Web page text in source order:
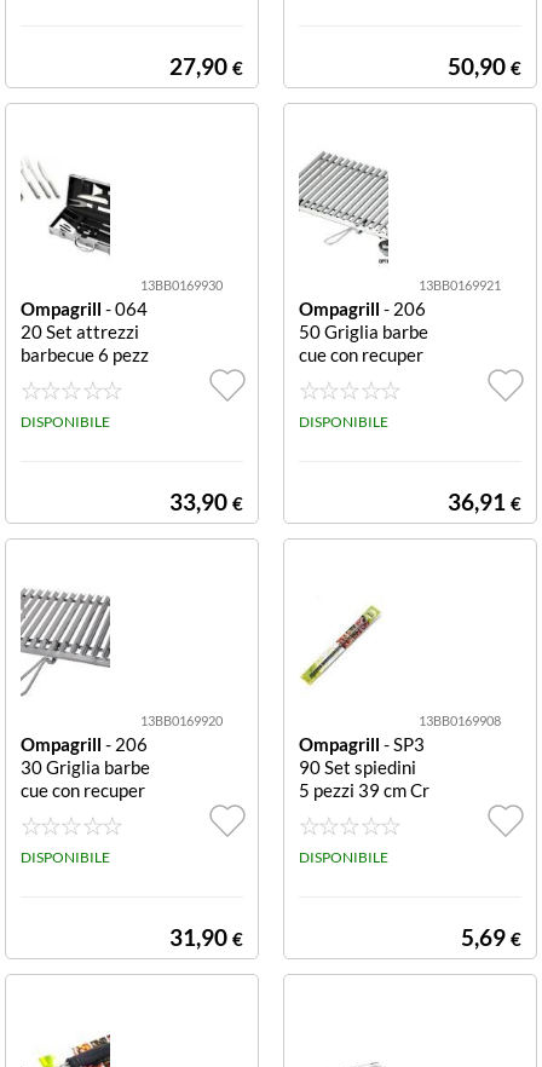
27,90 € 50,90 €
13BB0169930
Ompagrill - 064
20 Set attrezzi
barbecue 6 pezz
i 42 cm Set attr
ezzi barbecue O
mpagrill 06420
DISPONIBILE
33,90 €
13BB0169921
Ompagrill - 206
50 Griglia barbe
cue con recuper
o grassi 60x40 c
m con recupero
grassi
DISPONIBILE
36,91 €
13BB0169920
Ompagrill - 206
30 Griglia barbe
cue con recuper
o grassi 50x35 c
m con recupero
grassi
DISPONIBILE
31,90 €
13BB0169908
Ompagrill - SP3
90 Set spiedini
5 pezzi 39 cm Cr
omo lucido Set s
piedini Ompagri
ll SP390 Cromo
DISPONIBILE
5,69 €